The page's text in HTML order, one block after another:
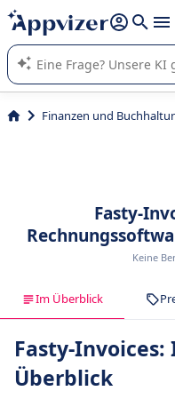
beantworten (mehrere
Die KI von Appvizer führt
von SaaS-Software in
Finanzen und
Fasty-
Keine
Im Überblick
Fasty-Invoices:
Überblick